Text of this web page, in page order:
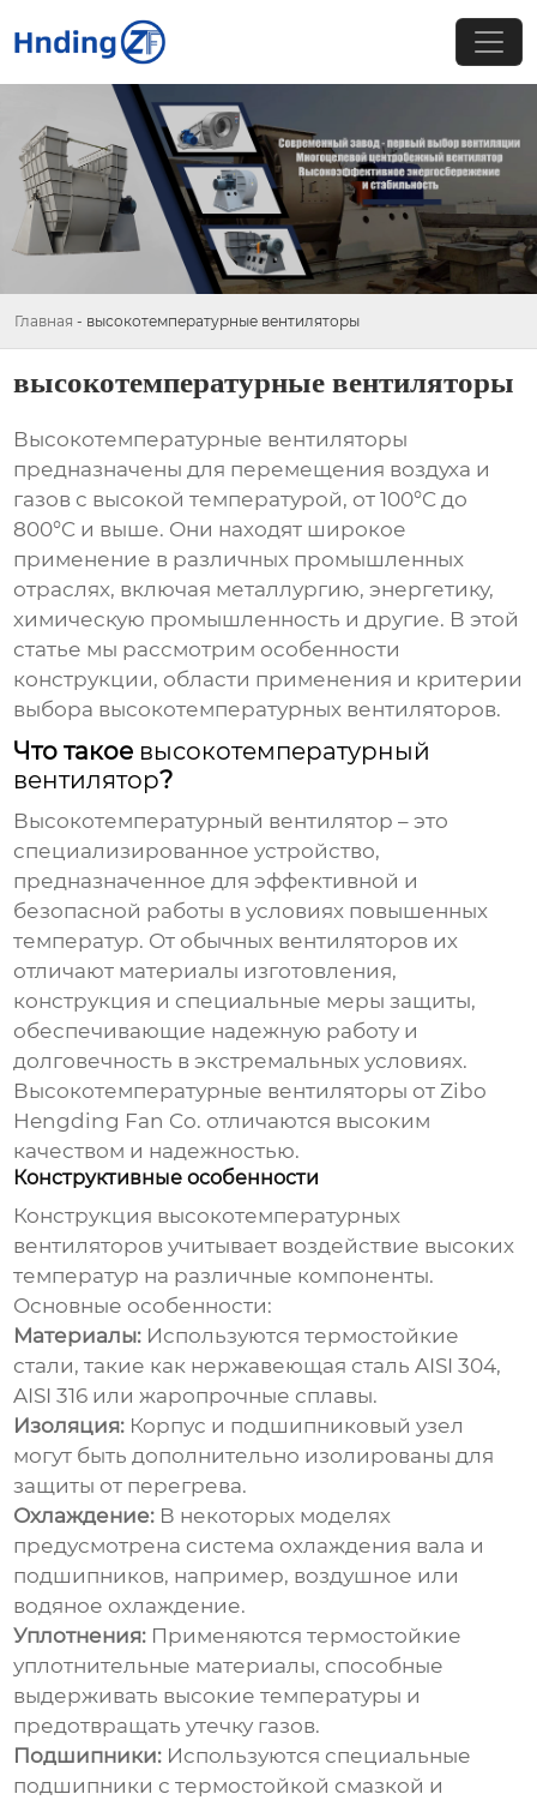
Главная - высокотемпературные вентиляторы
высокотемпературные вентиляторы
Высокотемпературные вентиляторы
предназначены для перемещения воздуха и
газов с высокой температурой, от 100°C до
800°C и выше. Они находят широкое
применение в различных промышленных
отраслях, включая металлургию, энергетику,
химическую промышленность и другие. В этой
статье мы рассмотрим особенности
конструкции, области применения и критерии
выбора высокотемпературных вентиляторов.
Что такое высокотемпературный
вентилятор?
Высокотемпературный вентилятор – это
специализированное устройство,
предназначенное для эффективной и
безопасной работы в условиях повышенных
температур. От обычных вентиляторов их
отличают материалы изготовления,
конструкция и специальные меры защиты,
обеспечивающие надежную работу и
долговечность в экстремальных условиях.
Высокотемпературные вентиляторы от Zibo
Hengding Fan Co. отличаются высоким
качеством и надежностью.
Конструктивные особенности
Конструкция высокотемпературных
вентиляторов учитывает воздействие высоких
температур на различные компоненты.
Основные особенности:
Материалы: Используются термостойкие
стали, такие как нержавеющая сталь AISI 304,
AISI 316 или жаропрочные сплавы.
Изоляция: Корпус и подшипниковый узел
могут быть дополнительно изолированы для
защиты от перегрева.
Охлаждение: В некоторых моделях
предусмотрена система охлаждения вала и
подшипников, например, воздушное или
водяное охлаждение.
Уплотнения: Применяются термостойкие
уплотнительные материалы, способные
выдерживать высокие температуры и
предотвращать утечку газов.
Подшипники: Используются специальные
подшипники с термостойкой смазкой и